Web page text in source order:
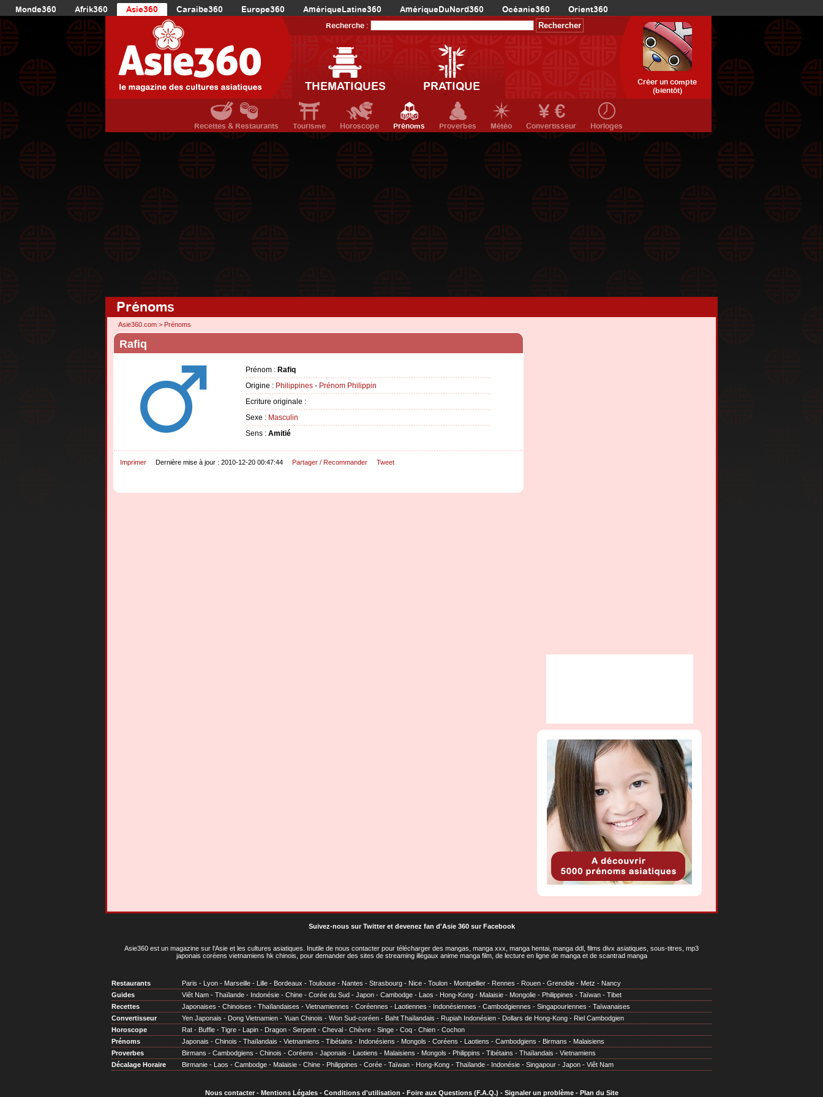
Monde360 Afrik360 Asie360 Caraibe360 Europe360 AmériqueLatine360 AmériqueDuNord360 Océanie360 Orient360
Recherche :
THEMATIQUES PRATIQUE
Créer un compte
(bientôt)
Recettes & Restaurants Tourisme Horoscope Prénoms Proverbes Météo Convertisseur Horloges
Prénoms
Asie360.com > Prénoms
Rafiq
Prénom : Rafiq
Origine : Philippines - Prénom Philippin
Ecriture originale :
Sexe : Masculin
Sens : Amitié
Imprimer Dernière mise à jour : 2010-12-20 00:47:44 Partager / Recommander Tweet
Suivez-nous sur Twitteret devenez fan d'Asie 360 sur Facebook
Asie360 est un magazine sur l'Asie et les cultures asiatiques . Inutile de nous contacter pour télécharger des mangas, manga xxx, manga hentai, manga ddl, films divx asiatiques, sous-titres, mp3
japonais coréens vietnamiens hk chinois, pour demander des sites de streaming illégaux anime manga film, de lecture en ligne de manga et de scantrad manga
Restaurants Paris - Lyon - Marseille - Lille - Bordeaux - Toulouse - Nantes - Strasbourg - Nice - Toulon - Montpellier - Rennes - Rouen - Grenoble - Metz - Nancy
Guides
Viêt Nam - Thaïlande - Indonésie - Chine - Corée du Sud - Japon - Cambodge - Laos - Hong-Kong - Malaisie - Mongolie - Philippines - Taïwan - Tibet
Recettes
Japonaises - Chinoises - Thaïlandaises - Vietnamiennes - Coréennes - Laotiennes - Indonésiennes - Cambodgiennes - Singapouriennes - Taïwanaises
Convertisseur
Yen Japonais - Dong Vietnamien - Yuan Chinois - Won Sud-coréen - Baht Thaïlandais - Rupiah Indonésien - Dollars de Hong-Kong - Riel Cambodgien
Horoscope
Rat - Buffle - Tigre - Lapin - Dragon - Serpent - Cheval - Chèvre - Singe - Coq - Chien - Cochon
Prénoms
Japonais - Chinois - Thaïlandais - Vietnamiens - Tibétains - Indonésiens - Mongols - Coréens - Laotiens - Cambodgiens - Birmans - Malaisiens
Proverbes
Birmans - Cambodgiens - Chinois - Coréens - Japonais - Laotiens - Malaisiens - Mongols - Philippins - Tibétains - Thaïlandais - Vietnamiens
Décalage Horaire
Birmanie - Laos - Cambodge - Malaisie - Chine - Philippines - Corée - Taïwan - Hong-Kong - Thaïlande - Indonésie - Singapour - Japon - Viêt Nam
Nous contacter- Mentions Légales- Conditions d'utilisation - Foire aux Questions (F.A.Q.) - Signaler un problème- Plan du Site